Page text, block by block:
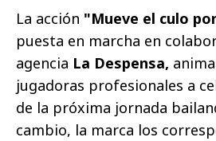
La acción "Mueve el culo
puesta en marcha en
agencia La Despensa,
jugadoras profesionales a
de la próxima jornada
cambio, la marca los